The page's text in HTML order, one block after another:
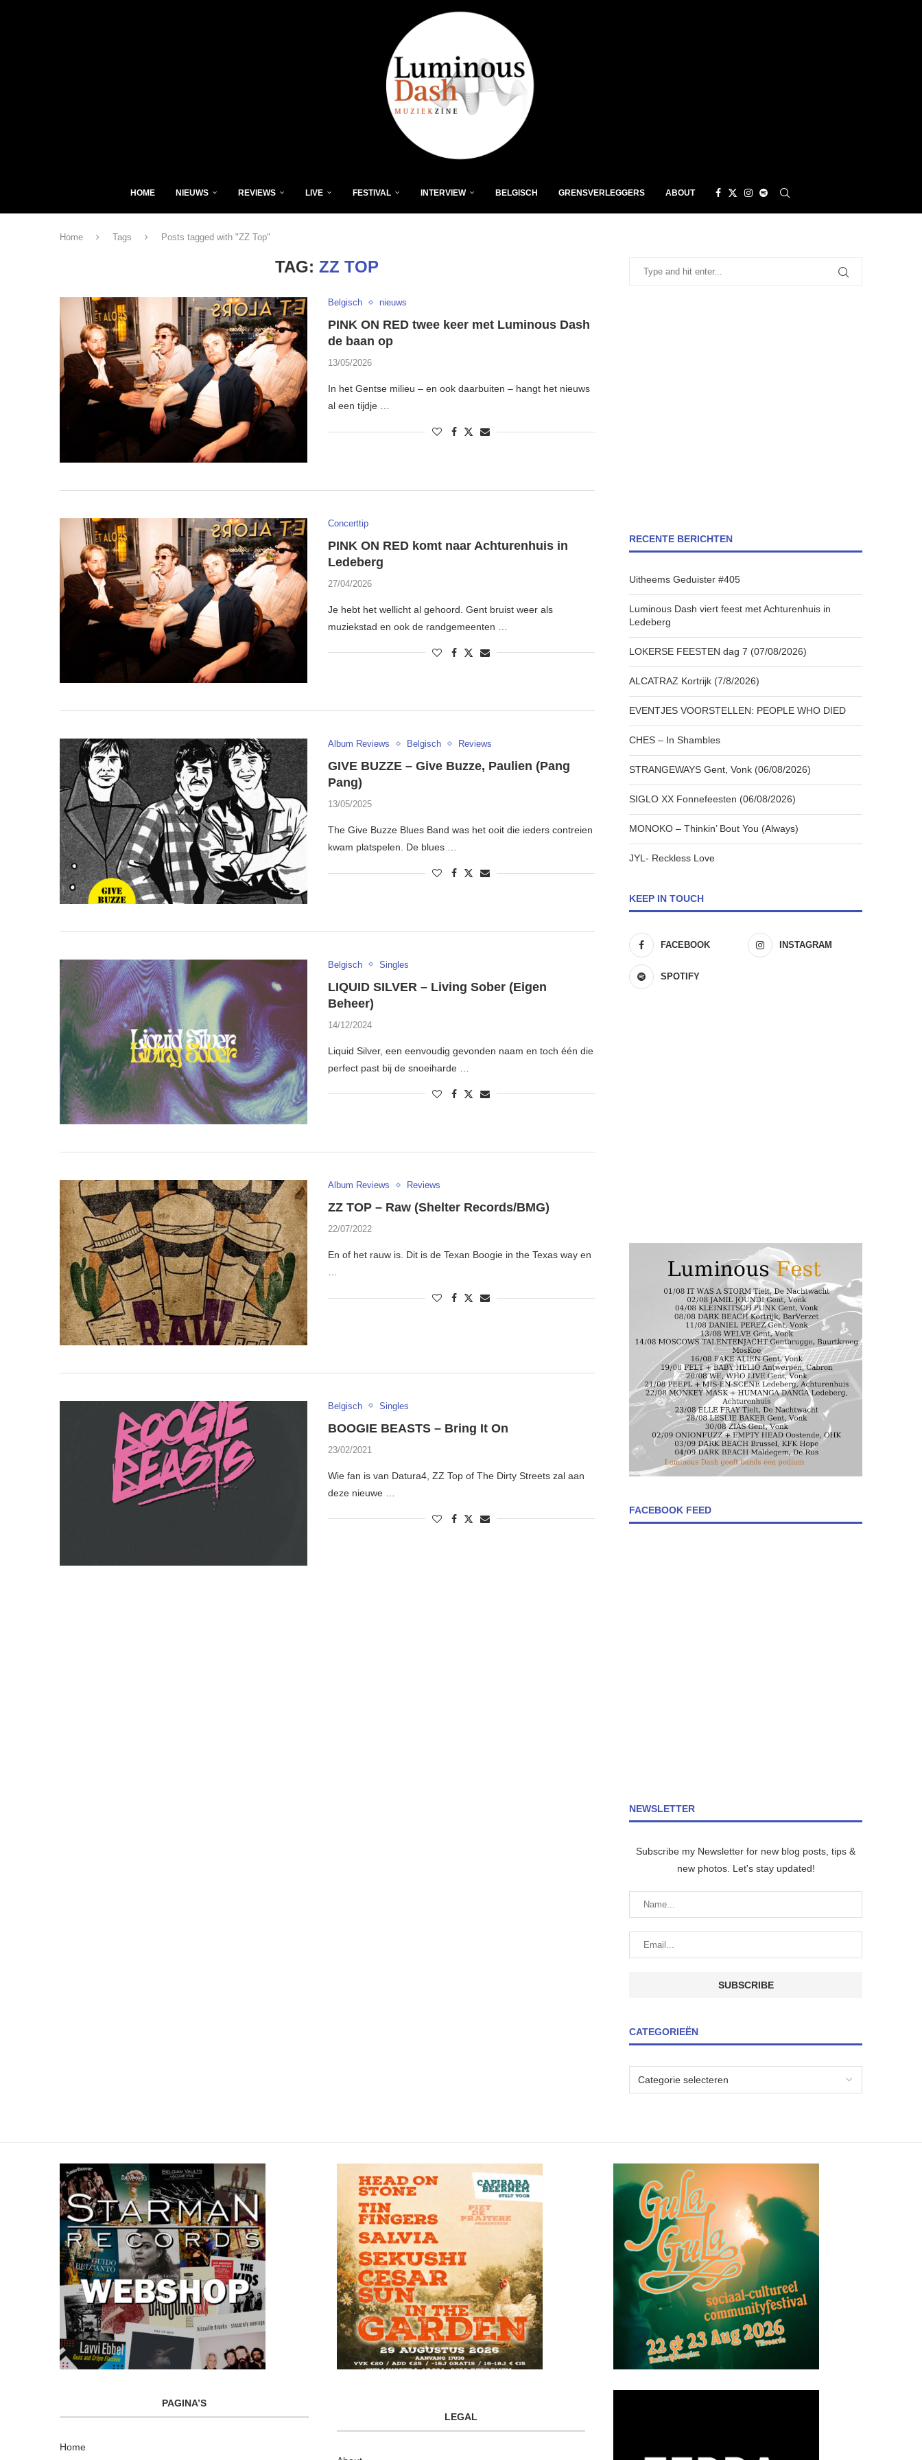
HOME NIEUWS REVIEWS LIVE FESTIVAL INTERVIEW BELGISCH GRENSVERLEGGERS ABOUT
Home Tags Posts tagged with "ZZ Top"
TAG:ZZ TOP
Belgisch nieuws
PINK ON RED twee keer met Luminous Dash
de baan op
13/05/2026
In het Gentse milieu – en ook daarbuiten – hangt het nieuws
al een tijdje …
Concerttip
PINK ON RED komt naar Achturenhuis in
Ledeberg
27/04/2026
Je hebt het wellicht al gehoord. Gent bruist weer als
muziekstad en ook de randgemeenten …
Album Reviews Belgisch Reviews
GIVE BUZZE – Give Buzze, Paulien (Pang
Pang)
13/05/2025
The Give Buzze Blues Band was het ooit die ieders contreien
kwam platspelen. De blues …
Belgisch Singles
LIQUID SILVER – Living Sober (Eigen
Beheer)
14/12/2024
Liquid Silver, een eenvoudig gevonden naam en toch één die
perfect past bij de snoeiharde …
Album Reviews Reviews
ZZ TOP – Raw (Shelter Records/BMG)
22/07/2022
En of het rauw is. Dit is de Texan Boogie in the Texas way en
…
Belgisch Singles
BOOGIE BEASTS – Bring It On
23/02/2021
Wie fan is van Datura4, ZZ Top of The Dirty Streets zal aan
deze nieuwe …
RECENTE BERICHTEN
Uitheems Geduister #405
Luminous Dash viert feest met Achturenhuis in
Ledeberg
LOKERSE FEESTEN dag 7 (07/08/2026)
ALCATRAZ Kortrijk (7/8/2026)
EVENTJES VOORSTELLEN: PEOPLE WHO DIED
CHES – In Shambles
STRANGEWAYS Gent, Vonk (06/08/2026)
SIGLO XX Fonnefeesten (06/08/2026)
MONOKO – Thinkin’ Bout You (Always)
JYL- Reckless Love
KEEP IN TOUCH
FACEBOOK INSTAGRAM
SPOTIFY
FACEBOOK FEED
NEWSLETTER
Subscribe my Newsletter for new blog posts, tips &
new photos. Let's stay updated!
CATEGORIEËN
PAGINA’S
Home
LEGAL